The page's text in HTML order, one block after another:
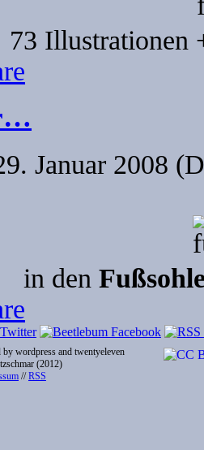
73 Illustrationen
Januar 2008
in den
wordpress and twentyeleven
(2012)
//RSS